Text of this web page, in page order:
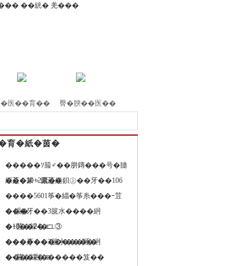
�
�医��育�� 臀�腴��医��
育�紙�茵�
�����ｿ箙♂��胼鏄���号�膸
�莚�篆＞蹴莚�
綵��10+2紊�綣鋇㊤��牙��106
����5601筝�緇�筝糸���ｰ荳
� 綏�
���牙��3篋水����絅
�10��24�ユ③
�ｰ茵�綵�エ
�����������睡�
���牙��3篋水����絅
����岩������笈��
�ｰ茵�綵�エ